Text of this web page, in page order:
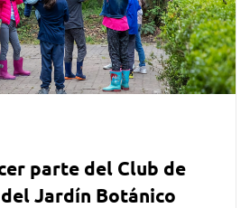
parte del Club de
Jardín Botánico